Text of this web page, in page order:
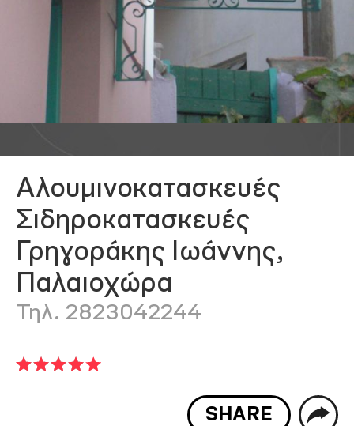
Αλουμινοκατασκευές
Σιδηροκατασκευές
Γρηγοράκης Ιωάννης,
Παλαιοχώρα
Τηλ. 2823042244
SHARE